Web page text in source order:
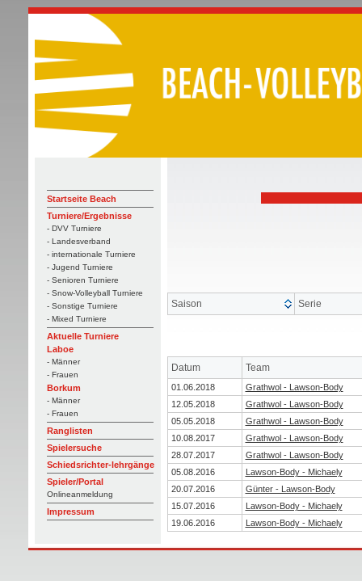
Startseite Beach
Turniere/Ergebnisse
- DVV Turniere
- Landesverband
- internationale Turniere
- Jugend Turniere
- Senioren Turniere
- Snow-Volleyball Turniere
- Sonstige Turniere
- Mixed Turniere
Aktuelle Turniere
Laboe
- Männer
- Frauen
Borkum
- Männer
- Frauen
Ranglisten
Spielersuche
Schiedsrichter-lehrgänge
Spieler/Portal
Onlineanmeldung
Impressum
Saison Serie
Datum Team
01.06.2018
Grathwol - Lawson-Body
12.05.2018
Grathwol - Lawson-Body
05.05.2018
Grathwol - Lawson-Body
10.08.2017
Grathwol - Lawson-Body
28.07.2017
Grathwol - Lawson-Body
05.08.2016
Lawson-Body - Michaely
20.07.2016
Günter - Lawson-Body
15.07.2016
Lawson-Body - Michaely
19.06.2016
Lawson-Body - Michaely